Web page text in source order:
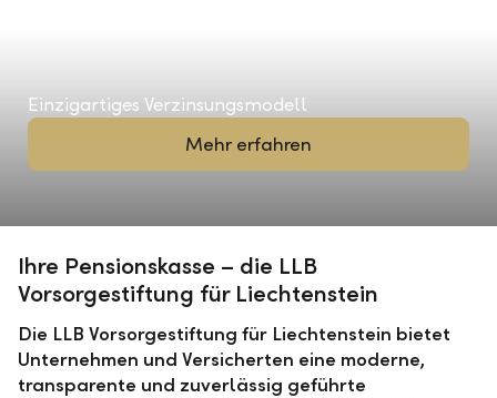
Einzigartiges Verzinsungsmodell
Mehr erfahren
Ihre Pensionskasse – die LLB
Vorsorgestiftung für Liechtenstein
Die LLB Vorsorgestiftung für Liechtenstein bietet
Unternehmen und Versicherten eine moderne,
transparente und zuverlässig geführte